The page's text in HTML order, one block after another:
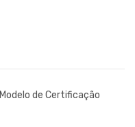
Modelo de Certificação